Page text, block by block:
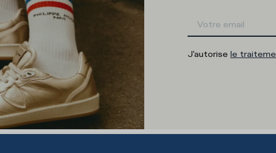
J'autorise le